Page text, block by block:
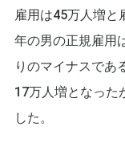
雇用は45万人増と
年の男の正規雇用
りのマイナスであ
17万人増となった
した。